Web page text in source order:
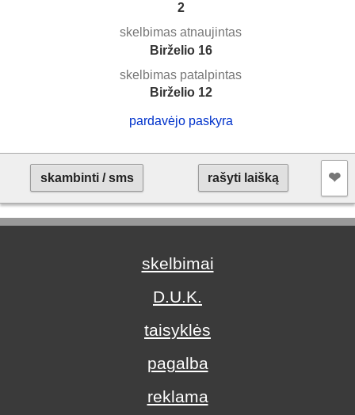
2
skelbimas atnaujintas
Birželio 16
skelbimas patalpintas
Birželio 12
pardavėjo paskyra
skambinti / sms rašyti laišką ❤︎
skelbimai
D.U.K.
taisyklės
pagalba
reklama